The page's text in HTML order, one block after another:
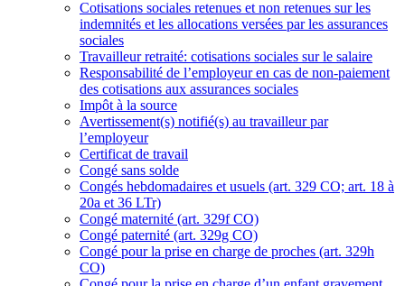
Cotisations sociales retenues et non retenues sur les
indemnités et les allocations versées par les assurances
sociales
Travailleur retraité: cotisations sociales sur le salaire
Responsabilité de l’employeur en cas de non-paiement
des cotisations aux assurances sociales
Impôt à la source
Avertissement(s) notifié(s) au travailleur par
l’employeur
Certificat de travail
Congé sans solde
Congés hebdomadaires et usuels (art. 329 CO; art. 18 à
20a et 36 LTr)
Congé maternité (art. 329f CO)
Congé paternité (art. 329g CO)
Congé pour la prise en charge de proches (art. 329h
CO)